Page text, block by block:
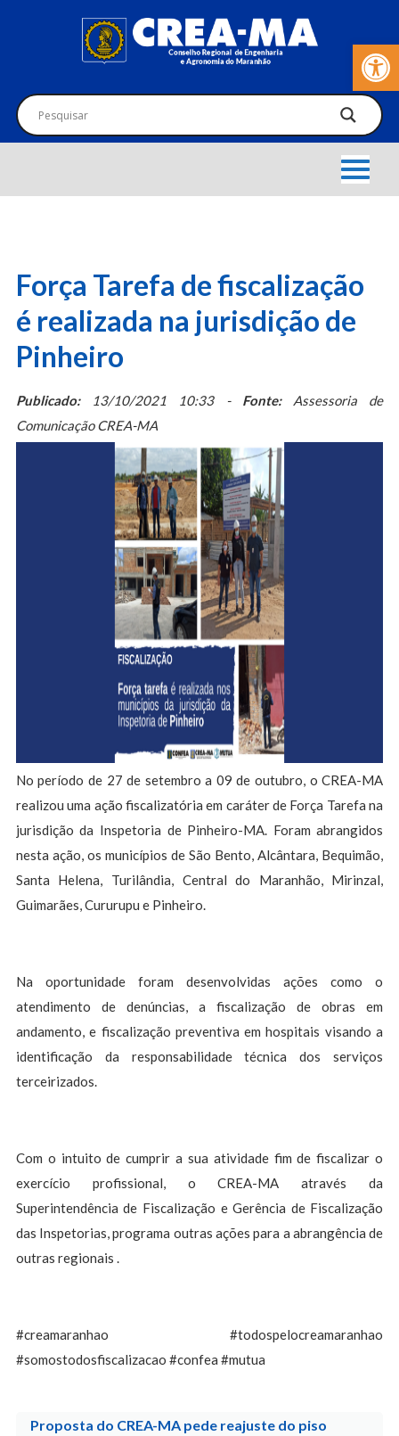
Barra de
Força Tarefa de fiscalização
é realizada na jurisdição de
Pinheiro
Publicado:13/10/2021 10:33 - Fonte:Assessoria de
Comunicação CREA-MA
No período de 27 de setembro a 09 de outubro, o CREA-MA
realizou uma ação fiscalizatória em caráter de Força Tarefa na
jurisdição da Inspetoria de Pinheiro-MA. Foram abrangidos
nesta ação, os municípios de São Bento, Alcântara, Bequimão,
Santa Helena, Turilândia, Central do Maranhão, Mirinzal,
Guimarães, Cururupu e Pinheiro.
Na oportunidade foram desenvolvidas ações como o
atendimento de denúncias, a fiscalização de obras em
andamento, e fiscalização preventiva em hospitais visando a
identificação da responsabilidade técnica dos serviços
terceirizados.
Com o intuito de cumprir a sua atividade fim de fiscalizar o
exercício profissional, o CREA-MA através da
Superintendência de Fiscalização e Gerência de Fiscalização
das Inspetorias, programa outras ações para a abrangência de
outras regionais .
#creamaranhao #todospelocreamaranhao
#somostodosfiscalizacao #confea #mutua
Proposta do CREA-MA pede reajuste do piso